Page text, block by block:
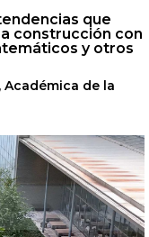
que
construcción con
y otros
Académica de la